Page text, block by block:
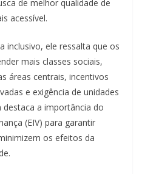
de melhor qualidade de
acessível.
inclusivo, ele ressalta que os
mais classes sociais,
áreas centrais, incentivos
e exigência de unidades
destaca a importância do
(EIV) para garantir
os efeitos da